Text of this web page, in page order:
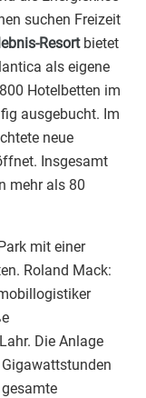
suchen Freizeit
Resortbietet
als eigene
Hotelbetten im
ausgebucht. Im
neue
Insgesamt
mehr als 80
mit einer
Roland Mack:
Die Anlage